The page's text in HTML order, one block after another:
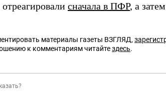
сначала в ПФР, а
материалы газеты ВЗГЛЯД,
к комментариям читайтездесь.